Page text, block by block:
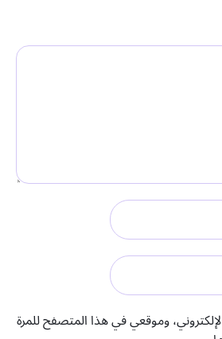
وموقعي في هذا المتصفح للمرة